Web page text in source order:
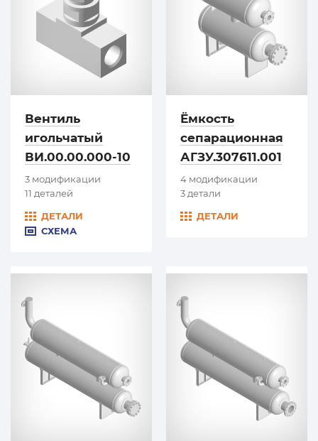
Вентиль
игольчатый
ВИ.00.00.000-10
3 модификации
11 деталей
ДЕТАЛИ
СХЕМА
Ёмкость
сепарационная
АГЗУ.307611.001
4 модификации
3 детали
ДЕТАЛИ